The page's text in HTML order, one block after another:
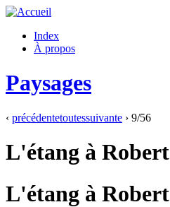
Index
À propos
Paysages
‹ précédentetoutessuivante › 9/56
L'étang à Robert
L'étang à Robert